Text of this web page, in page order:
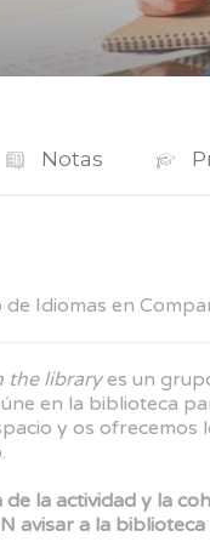
Notas
Idiomas en
the libraryes un
en la biblioteca
y os
la actividad y la
avisar a la